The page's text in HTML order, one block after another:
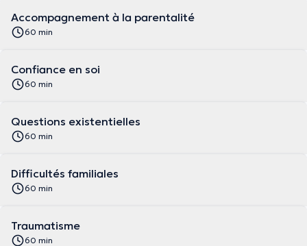
Accompagnement à la parentalité
60 min
Confiance en soi
60 min
Questions existentielles
60 min
Difficultés familiales
60 min
Traumatisme
60 min